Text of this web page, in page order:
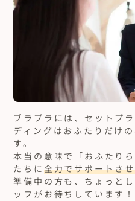
ブラプラには、セットプ
ディングはおふたりだけの
す。
本当の意味で「おふたり
たちに 全力でサポートさ
準備中の方も、ちょっと
ッフがお待ちしています！